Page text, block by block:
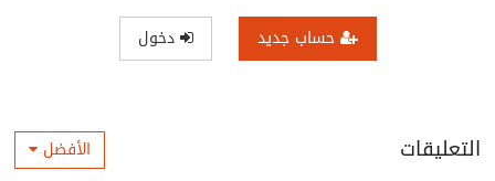
حساب جديد دخول
التعليقات الأفضل